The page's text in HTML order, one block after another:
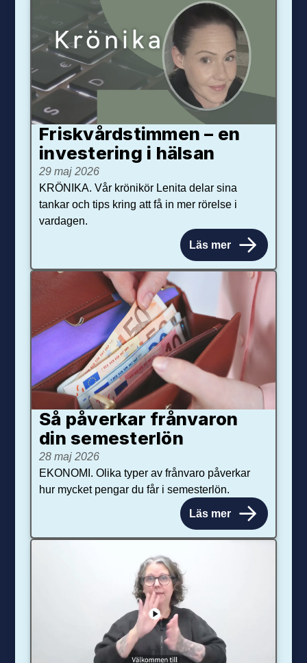
Friskvårdstimmen – en
investering i hälsan
29 maj 2026
KRÖNIKA. Vår krönikör Lenita delar sina
tankar och tips kring att få in mer rörelse i
vardagen.
Läs mer
Så påverkar från­varon
din semester­lön
28 maj 2026
EKONOMI. Olika typer av frånvaro påverkar
hur mycket pengar du får i semesterlön.
Läs mer